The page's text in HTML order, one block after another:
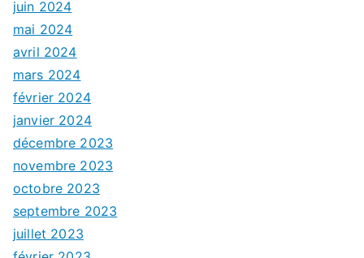
juin 2024
mai 2024
avril 2024
mars 2024
février 2024
janvier 2024
décembre 2023
novembre 2023
octobre 2023
septembre 2023
juillet 2023